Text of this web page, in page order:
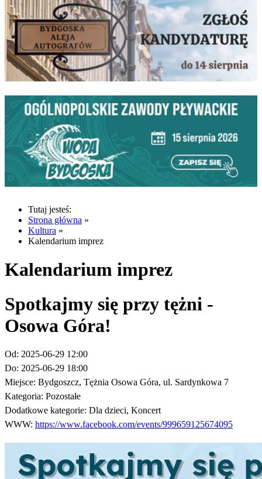
Tutaj jesteś:
Strona główna »
Kultura »
Kalendarium imprez
Kalendarium imprez
Spotkajmy się przy tężni -
Osowa Góra!
Od: 2025-06-29 12:00
Do: 2025-06-29 18:00
Miejsce: Bydgoszcz, Tężnia Osowa Góra, ul. Sardynkowa 7
Kategoria: Pozostałe
Dodatkowe kategorie: Dla dzieci, Koncert
WWW: https://www.facebook.com/events/999659125674095